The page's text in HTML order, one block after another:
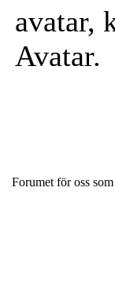
avatar,
Avatar.
Forumet för oss